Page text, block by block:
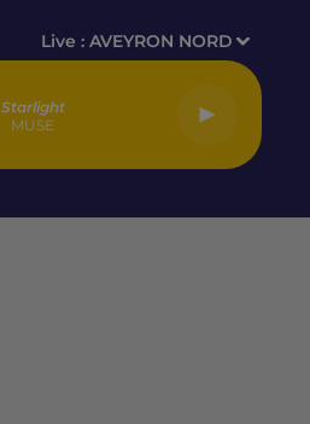
Live :AVEYRON NORD
Starlight
MUSE